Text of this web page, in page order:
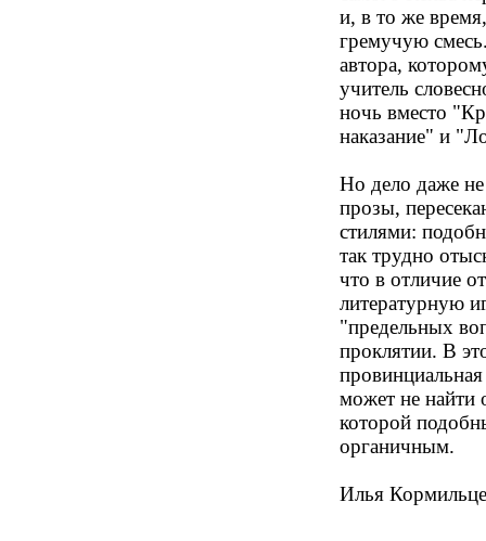
и, в то же
гремучую
автора,
учитель
ночь вместо
наказание" и
Но дело даже
прозы,
стилями:
так трудно
что в отличие
литературную
"предельных
проклятии. В
может не найти
которой
органичным.
Илья